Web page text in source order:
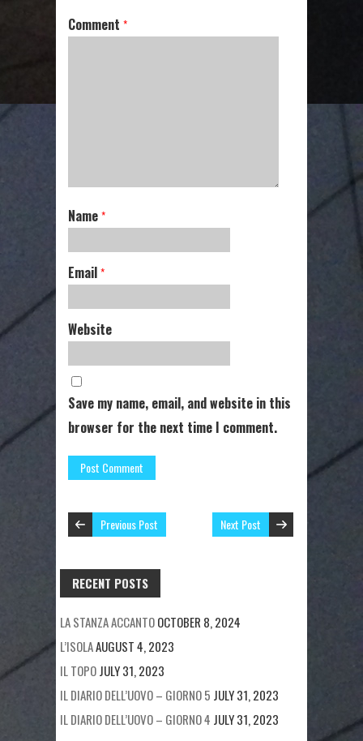
Comment *
Name *
Email *
Website
Save my name, email, and website in this
browser for the next time I comment.
Previous Post Next Post
RECENT POSTS
LA STANZA ACCANTOOCTOBER 8, 2024
L’ISOLAAUGUST 4, 2023
IL TOPOJULY 31, 2023
IL DIARIO DELL’UOVO – GIORNO 5 JULY 31, 2023
IL DIARIO DELL’UOVO – GIORNO 4 JULY 31, 2023